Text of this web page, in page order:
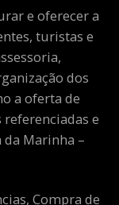
e oferecer a
turistas e
dos
a oferta de
e
da Marinha –
Compra de